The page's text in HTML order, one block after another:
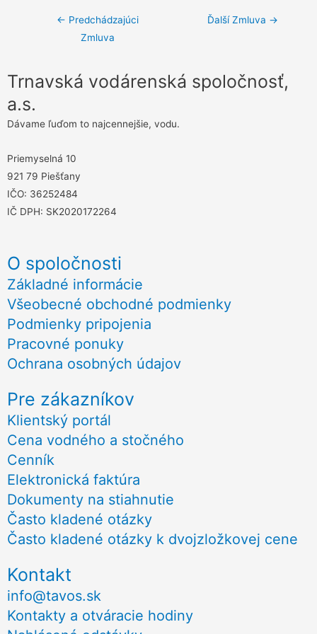
Navigácia
← Predchádzajúci
Zmluva
Ďalší Zmluva →
Trnavská vodárenská spoločnosť,
a.s.
Dávame ľuďom to najcennejšie, vodu.
Priemyselná 10
921 79 Piešťany
IČO: 36252484
IČ DPH: SK2020172264
O spoločnosti
Základné informácie
Všeobecné obchodné podmienky
Podmienky pripojenia
Pracovné ponuky
Ochrana osobných údajov
Pre zákazníkov
Klientský portál
Cena vodného a stočného
Cenník
Elektronická faktúra
Dokumenty na stiahnutie
Často kladené otázky
Často kladené otázky k dvojzložkovej cene
Kontakt
info@tavos.sk
Kontakty a otváracie hodiny